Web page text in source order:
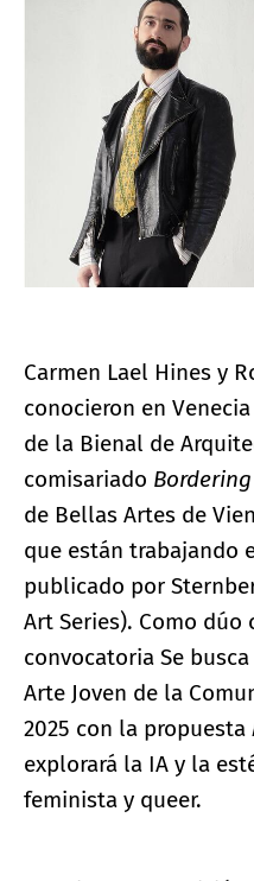
Carmen Lael Hines y
conocieron en
de la Bienal de
comisariado
de Bellas Artes de
que están trabajando
publicado por
Art Series). Como
convocatoria Se
Arte Joven de la
2025 con la propuesta
explorará la IA y la
feminista y queer.